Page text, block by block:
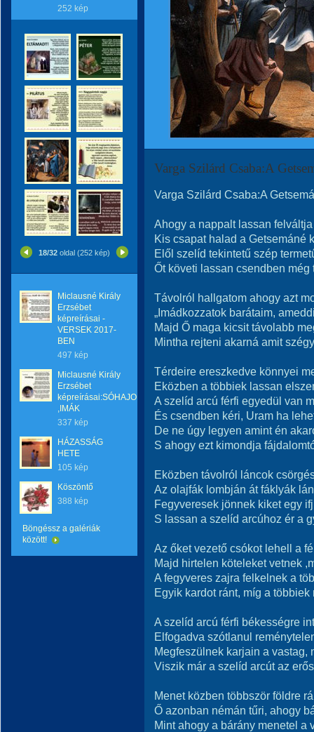
252 kép
18/32 oldal (252 kép)
Miclausné Király
Erzsébet
képreírásai -
VERSEK 2017-
BEN
497 kép
Miclausné Király
Erzsébet
képreírásai:SÓHAJOK
,IMÁK
337 kép
HÁZASSÁG
HETE
105 kép
Köszöntő
388 kép
Böngéssz a galériák
között!
Varga Szilárd Csaba:A
Varga Szilárd Csaba:A
Ahogy a nappalt lassan
Kis csapat halad a Getsemáné
Elől szelíd tekintetű szép
Őt követi lassan csendben még
Távolról hallgatom ahogy azt
„Imádkozzatok barátaim,
Majd Ő maga kicsit távolabb
Mintha rejteni akarná amit
Térdeire ereszkedve könnyei
Eközben a többiek lassan
A szelíd arcú férfi egyedül van
És csendben kéri, Uram ha
De ne úgy legyen amint én
S ahogy ezt kimondja
Eközben távolról láncok
Az olajfák lombján át fáklyák
Fegyveresek jönnek kiket egy
S lassan a szelíd arcúhoz ér a
Az őket vezető csókot lehell a
Majd hirtelen köteleket vetnek
A fegyveres zajra felkelnek a
Egyik kardot ránt, míg a többiek
A szelíd arcú férfi békességre
Elfogadva szótlanul
Megfeszülnek karjain a vastag,
Viszik már a szelíd arcút az
Menet közben többször földre
Ő azonban némán tűri, ahogy
Mint ahogy a bárány menetel a